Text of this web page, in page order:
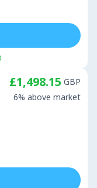
£1,498.15 GBP
6% above market